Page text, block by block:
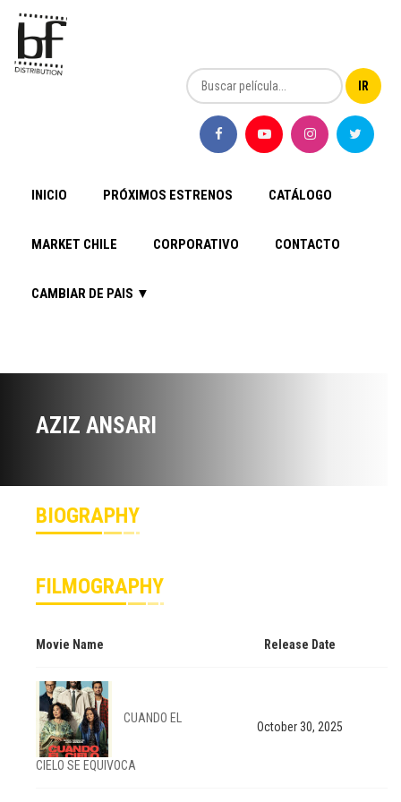
INICIO PRÓXIMOS ESTRENOS CATÁLOGO
MARKET CHILE CORPORATIVO CONTACTO
CAMBIAR DE PAIS ▼
AZIZ ANSARI
BIOGRAPHY
FILMOGRAPHY
Movie Name Release Date
CUANDO EL
CIELO SE EQUIVOCA
October 30, 2025